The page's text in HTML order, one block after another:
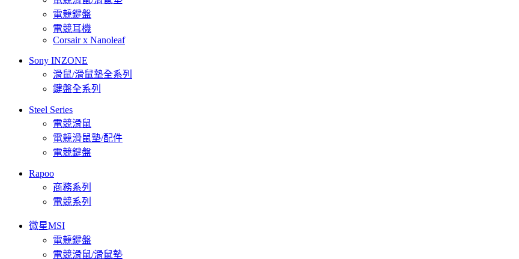
電競鍵盤
電競耳機
Corsair x Nanoleaf
Sony INZONE
滑鼠/滑鼠墊全系列
鍵盤全系列
Steel Series
電競滑鼠
電競滑鼠墊/配件
電競鍵盤
Rapoo
商務系列
電競系列
微星MSI
電競鍵盤
電競滑鼠/滑鼠墊